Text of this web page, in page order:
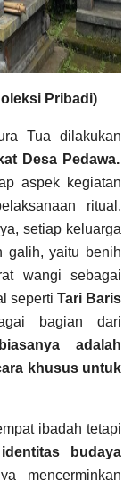
Pribadi)
Tua dilakukan
Desa Pedawa.
aspek kegiatan
ritual.
setiap keluarga
galih, yaitu benih
wangi sebagai
seperti Tari Baris
bagian dari
adalah
khusus untuk
ibadah tetapi
budaya
mencerminkan